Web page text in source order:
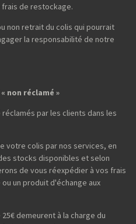
frais de restockage.
non retrait du colis qui pourrait
la responsabilité de notre
non réclamé »
par les clients dans les
votre colis par nos services, en
stocks disponibles et selon
de vous réexpédier à vos frais
un produit d'échange aux
demeurent à la charge du